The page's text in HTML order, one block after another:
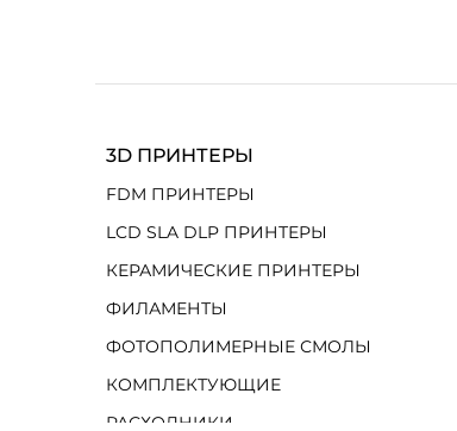
3D ПРИНТЕРЫ
FDM ПРИНТЕРЫ
LCD SLA DLP ПРИНТЕРЫ
КЕРАМИЧЕСКИЕ ПРИНТЕРЫ
ФИЛАМЕНТЫ
ФОТОПОЛИМЕРНЫЕ СМОЛЫ
КОМПЛЕКТУЮЩИЕ
РАСХОДНИКИ